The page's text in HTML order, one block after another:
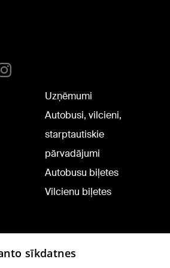
Uzņēmumi
Autobusi, vilcieni,
starptautiskie
pārvadājumi
Autobusu biļetes
Vilcienu biļetes
sīkdatnes